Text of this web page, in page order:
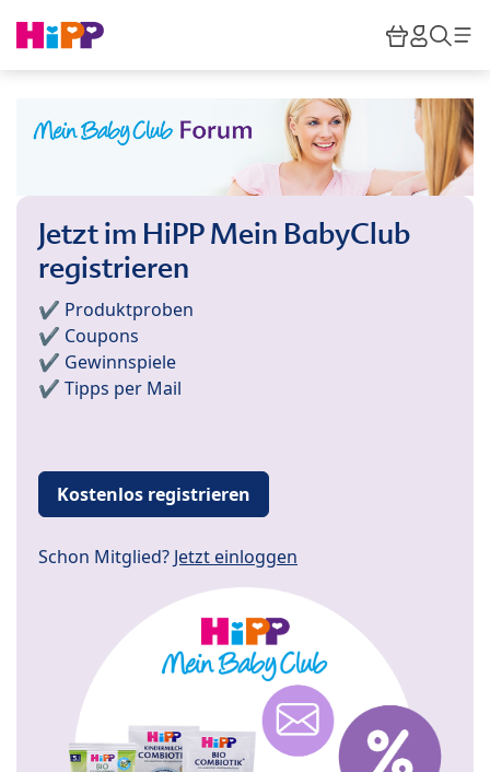
HiPP
Jetzt im HiPP Mein BabyClub
registrieren
✔️ Produktproben
✔️ Coupons
✔️ Gewinnspiele
✔️ Tipps per Mail
Kostenlos registrieren
Schon Mitglied? Jetzt einloggen